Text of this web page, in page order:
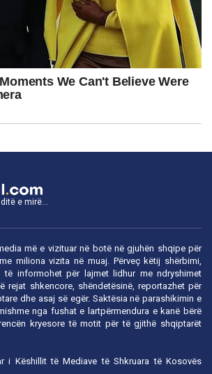
e mirë...
më e vizituar në botë në gjuhën shqipe për
miliona vizita në muaj. Përveç këtij shërbimi,
të informohet për lajmet lidhur me ndryshimet
rejat shkencore, shëndetësinë, reportazhet për
dhe asaj së egër. Saktësia në parashikimin e
nga fushat e lartpërmendura e kanë bërë
kryesore të motit për të gjithë shqiptarët
i Këshillit të Mediave të Shkruara të Kosovës